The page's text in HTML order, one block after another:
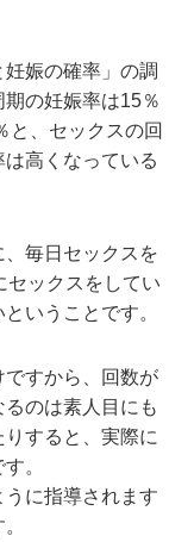
娠の確率」の調
の妊娠率は15％
と、セックスの回
高くなっている
毎日セックスを
セックスをしてい
いうことです。
すから、回数が
のは素人目にも
すると、実際に
。
に指導されます